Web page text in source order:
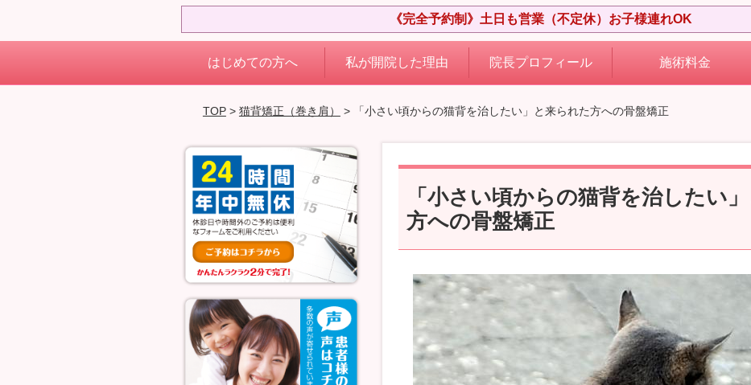
《完全予約制》土日も営業（不定休）お子様連れOK
はじめての方へ 私が開院した理由 院長プロフィール 施術料金
TOP> 猫背矯正（巻き肩） > 「小さい頃からの猫背を治したい」と来られた方への骨盤矯正
「小さい頃からの猫背を治したい
方への骨盤矯正